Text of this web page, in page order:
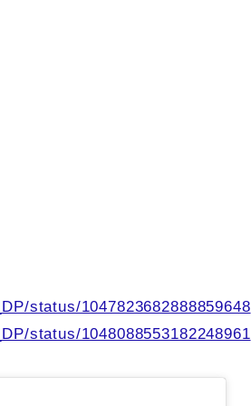
status/1047823682888859648
status/1048088553182248961